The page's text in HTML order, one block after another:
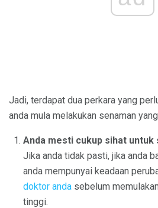
Jadi, terdapat dua perkara yang
anda mula melakukan senaman
Anda mesti cukup sihat untuk
Jika anda tidak pasti, jika anda
anda mempunyai keadaan
doktor anda sebelum
tinggi.